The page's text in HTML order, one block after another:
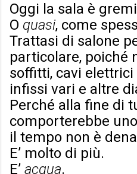
Oggi la sala è
O quasi, come
Trattasi di salone
particolare, poiché
soffitti, cavi
infissi vari e altre
Perché alla fine di
comporterebbe
il tempo non è
E’ molto di più.
E’ acqua.